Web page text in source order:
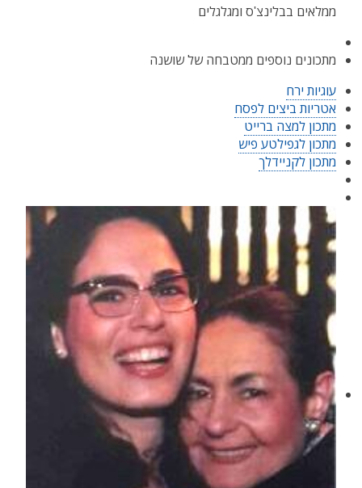
ממלאים בבלינצ'ס ומגלגלים
מתכונים נוספים ממטבחה של שושנה
עוגיות ירח
אטריות ביצים לפסח
מתכון למצה ברייט
מתכון לגפילטע פיש
מתכון לקניידלך